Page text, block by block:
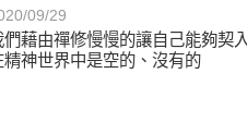
09/29
們藉由禪修慢慢的讓自己能夠契
精神世界中是空的、沒有的